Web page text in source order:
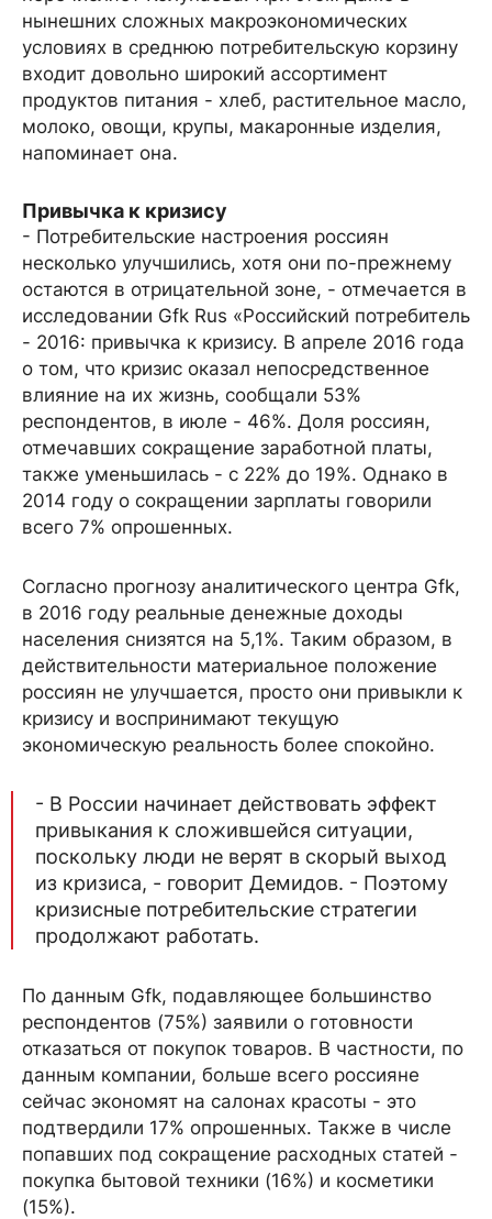
нынешних сложных макроэкономических
условиях в среднюю потребительскую корзину
входит довольно широкий ассортимент
продуктов питания - хлеб, растительное масло,
молоко, овощи, крупы, макаронные изделия,
напоминает она.
Привычка к кризису
- Потребительские настроения россиян
несколько улучшились, хотя они по-прежнему
остаются в отрицательной зоне, - отмечается в
исследовании Gfk Rus «Российский потребитель
- 2016: привычка к кризису. В апреле 2016 года
о том, что кризис оказал непосредственное
влияние на их жизнь, сообщали 53%
респондентов, в июле - 46%. Доля россиян,
отмечавших сокращение заработной платы,
также уменьшилась - с 22% до 19%. Однако в
2014 году о сокращении зарплаты говорили
всего 7% опрошенных.
Согласно прогнозу аналитического центра Gfk,
в 2016 году реальные денежные доходы
населения снизятся на 5,1%. Таким образом, в
действительности материальное положение
россиян не улучшается, просто они привыкли к
кризису и воспринимают текущую
экономическую реальность более спокойно.
- В России начинает действовать эффект
привыкания к сложившейся ситуации,
поскольку люди не верят в скорый выход
из кризиса, - говорит Демидов. - Поэтому
кризисные потребительские стратегии
продолжают работать.
По данным Gfk, подавляющее большинство
респондентов (75%) заявили о готовности
отказаться от покупок товаров. В частности, по
данным компании, больше всего россияне
сейчас экономят на салонах красоты - это
подтвердили 17% опрошенных. Также в числе
попавших под сокращение расходных статей -
покупка бытовой техники (16%) и косметики
(15%).